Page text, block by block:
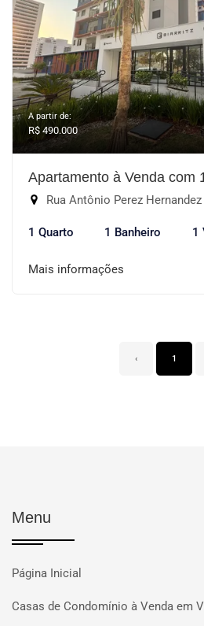
A partir de:
R$ 490.000
Apartamento à Venda com
Rua Antônio Perez Hernandez -
1 Quarto 1 Banheiro 1
Mais informações
‹ 1
Menu
Página Inicial
Casas de Condomínio à Venda em